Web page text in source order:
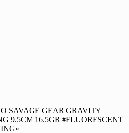
SAVAGE GEAR GRAVITY
9.5CM 16.5GR #FLUORESCENT